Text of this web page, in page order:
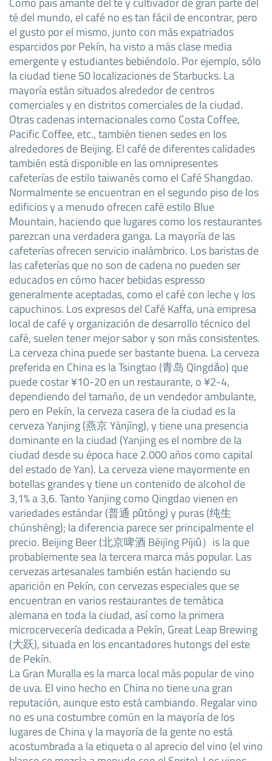
té del mundo, el café no es tan fácil de encontrar, pero
el gusto por el mismo, junto con más expatriados
esparcidos por Pekín, ha visto a más clase media
emergente y estudiantes bebiéndolo. Por ejemplo, sólo
la ciudad tiene 50 localizaciones de Starbucks. La
mayoría están situados alrededor de centros
comerciales y en distritos comerciales de la ciudad.
Otras cadenas internacionales como Costa Coffee,
Pacific Coffee, etc., también tienen sedes en los
alrededores de Beijing. El café de diferentes calidades
también está disponible en las omnipresentes
cafeterías de estilo taiwanés como el Café Shangdao.
Normalmente se encuentran en el segundo piso de los
edificios y a menudo ofrecen café estilo Blue
Mountain, haciendo que lugares como los restaurantes
parezcan una verdadera ganga. La mayoría de las
cafeterías ofrecen servicio inalámbrico. Los baristas de
las cafeterías que no son de cadena no pueden ser
educados en cómo hacer bebidas espresso
generalmente aceptadas, como el café con leche y los
capuchinos. Los expresos del Café Kaffa, una empresa
local de café y organización de desarrollo técnico del
café, suelen tener mejor sabor y son más consistentes.
La cerveza china puede ser bastante buena. La cerveza
preferida en China es la Tsingtao (青岛 Qīngdǎo) que
puede costar ¥10-20 en un restaurante, o ¥2-4,
dependiendo del tamaño, de un vendedor ambulante,
pero en Pekín, la cerveza casera de la ciudad es la
cerveza Yanjing (燕京 Yànjīng), y tiene una presencia
dominante en la ciudad (Yanjing es el nombre de la
ciudad desde su época hace 2.000 años como capital
del estado de Yan). La cerveza viene mayormente en
botellas grandes y tiene un contenido de alcohol de
3,1% a 3,6. Tanto Yanjing como Qingdao vienen en
variedades estándar (普通 pǔtōng) y puras (纯生
chúnshēng); la diferencia parece ser principalmente el
precio. Beijing Beer (北京啤酒 Běijīng Píjiǔ）is la que
probablemente sea la tercera marca más popular. Las
cervezas artesanales también están haciendo su
aparición en Pekín, con cervezas especiales que se
encuentran en varios restaurantes de temática
alemana en toda la ciudad, así como la primera
microcervecería dedicada a Pekín, Great Leap Brewing
(大跃), situada en los encantadores hutongs del este
de Pekín.
La Gran Muralla es la marca local más popular de vino
de uva. El vino hecho en China no tiene una gran
reputación, aunque esto está cambiando. Regalar vino
no es una costumbre común en la mayoría de los
lugares de China y la mayoría de la gente no está
acostumbrada a la etiqueta o al aprecio del vino (el vino